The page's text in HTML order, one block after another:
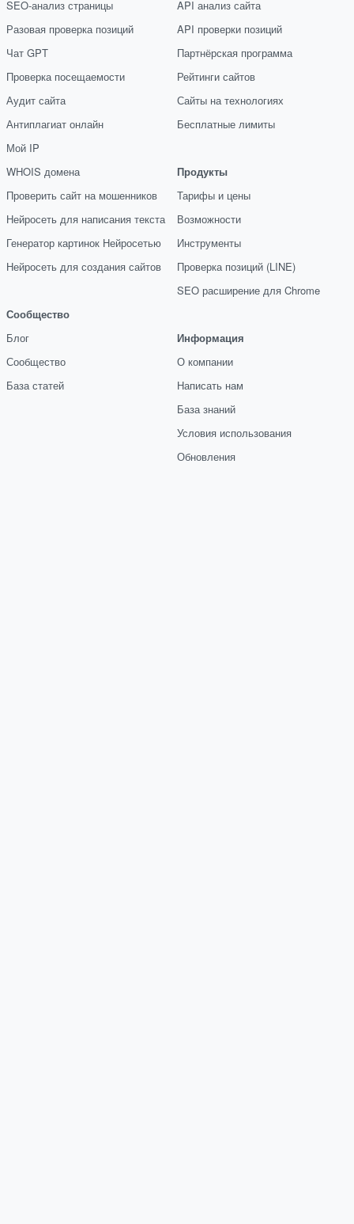
SEO-анализ страницы
Разовая проверка позиций
Чат GPT
Проверка посещаемости
Аудит сайта
Антиплагиат онлайн
Мой IP
WHOIS домена
Проверить сайт на мошенников
Нейросеть для написания текста
Генератор картинок Нейросетью
Нейросеть для создания сайтов
Сообщество
Блог
Сообщество
База статей
API анализ сайта
API проверки позиций
Партнёрская программа
Рейтинги сайтов
Сайты на технологиях
Бесплатные лимиты
Продукты
Тарифы и цены
Возможности
Инструменты
Проверка позиций (LINE)
SEO расширение для Chrome
Информация
О компании
Написать нам
База знаний
Условия использования
Обновления